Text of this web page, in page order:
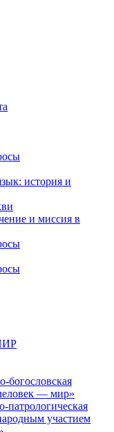
история и
и миссия в
богословская
— мир»
патрологическая
участием